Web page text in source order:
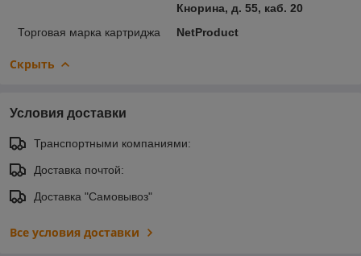
Кнорина, д. 55, каб. 20
Торговая марка картриджа
NetProduct
Скрыть
Условия доставки
Транспортными компаниями:
Доставка почтой:
Доставка "Самовывоз"
Все условия доставки